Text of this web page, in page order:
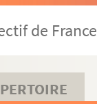
de France